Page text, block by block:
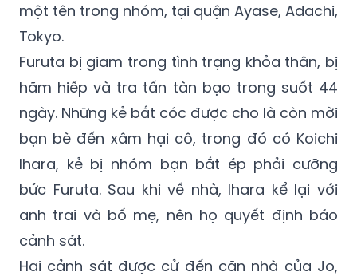
một tên trong nhóm, tại quận Ayase, Adachi,
Tokyo.
Furuta bị giam trong tình trạng khỏa thân, bị
hãm hiếp và tra tấn tàn bạo trong suốt 44
ngày. Những kẻ bắt cóc được cho là còn mời
bạn bè đến xâm hại cô, trong đó có Koichi
Ihara, kẻ bị nhóm bạn bắt ép phải cưỡng
bức Furuta. Sau khi về nhà, Ihara kể lại với
anh trai và bố mẹ, nên họ quyết định báo
cảnh sát.
Hai cảnh sát được cử đến căn nhà của Jo,